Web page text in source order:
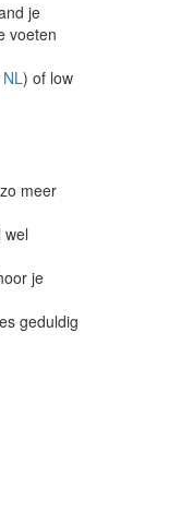
je
voeten
NL) of low
meer
wel
je
geduldig